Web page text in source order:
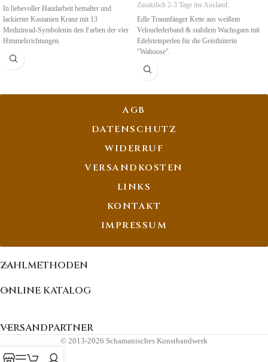
In liebevoller Handarbeit bemalter und
lackierter Kastanien Kranz mit 13
Medizinrad-Symbolenin den Farben der vier
Himmelsrichtungen.
Symbolik
Zusätzlich 2-3 Tage ins Ausland.
Edle Traumfänger Kette aus weißem
Velourlederband & stabilem Wachsgarn mit
Edelsteinperlen für die Geisthüterin
"Waboose".
Symbolik
AGB
DATENSCHUTZ
WIDERRUF
VERSANDKOSTEN
LINKS
KONTAKT
IMPRESSUM
ZAHLMETHODEN
ONLINE KATALOG
VERSANDPARTNER
© 2013-2026 Schamanisches Kunsthandwerk